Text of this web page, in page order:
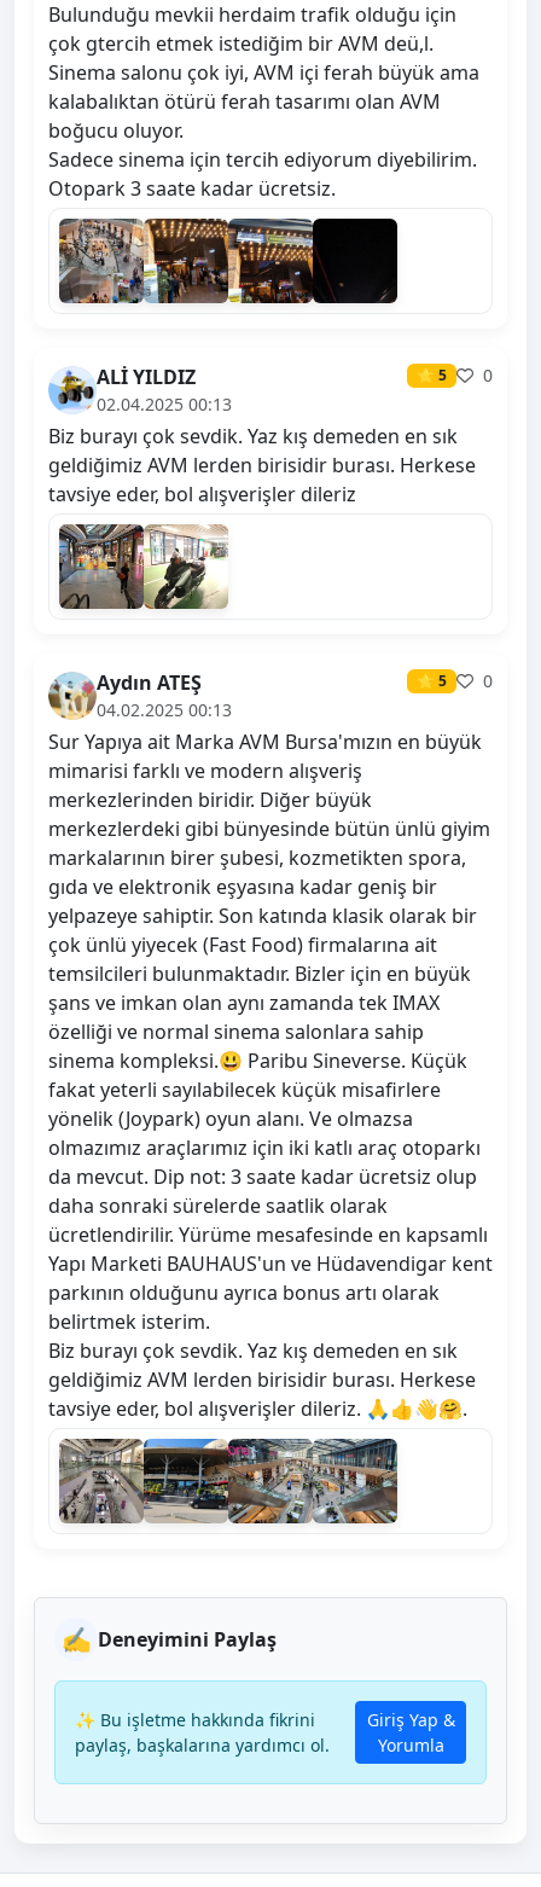
Bulunduğu mevkii herdaim trafik olduğu için
çok gtercih etmek istediğim bir AVM deü,l.
Sinema salonu çok iyi, AVM içi ferah büyük ama
kalabalıktan ötürü ferah tasarımı olan AVM
boğucu oluyor.
Sadece sinema için tercih ediyorum diyebilirim.
Otopark 3 saate kadar ücretsiz.
ALİ YILDIZ ⭐ 5
0
02.04.2025 00:13
Biz burayı çok sevdik. Yaz kış demeden en sık
geldiğimiz AVM lerden birisidir burası. Herkese
tavsiye eder, bol alışverişler dileriz
Aydın ATEŞ ⭐ 5
0
04.02.2025 00:13
Sur Yapıya ait Marka AVM Bursa'mızın en büyük
mimarisi farklı ve modern alışveriş
merkezlerinden biridir. Diğer büyük
merkezlerdeki gibi bünyesinde bütün ünlü giyim
markalarının birer şubesi, kozmetikten spora,
gıda ve elektronik eşyasına kadar geniş bir
yelpazeye sahiptir. Son katında klasik olarak bir
çok ünlü yiyecek (Fast Food) firmalarına ait
temsilcileri bulunmaktadır. Bizler için en büyük
şans ve imkan olan aynı zamanda tek IMAX
özelliği ve normal sinema salonlara sahip
sinema kompleksi.😃 Paribu Sineverse. Küçük
fakat yeterli sayılabilecek küçük misafirlere
yönelik (Joypark) oyun alanı. Ve olmazsa
olmazımız araçlarımız için iki katlı araç otoparkı
da mevcut. Dip not: 3 saate kadar ücretsiz olup
daha sonraki sürelerde saatlik olarak
ücretlendirilir. Yürüme mesafesinde en kapsamlı
Yapı Marketi BAUHAUS'un ve Hüdavendigar kent
parkının olduğunu ayrıca bonus artı olarak
belirtmek isterim.
Biz burayı çok sevdik. Yaz kış demeden en sık
geldiğimiz AVM lerden birisidir burası. Herkese
tavsiye eder, bol alışverişler dileriz. 🙏👍👋🤗.
✍️ Deneyimini Paylaş
✨ Bu işletme hakkında fikrini
paylaş, başkalarına yardımcı ol.
Giriş Yap &
Yorumla